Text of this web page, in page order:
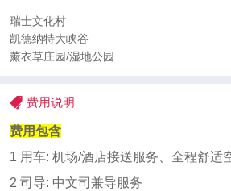
瑞士文化村
凯德纳特大峡谷
薰衣草庄园/湿地公园
费用说明
费用包含
1 用车: 机场/酒店接送服务、全程舒适
2 司导: 中文司兼导服务